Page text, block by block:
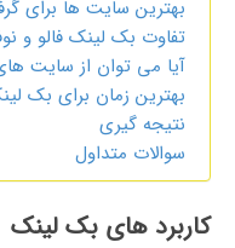
بهترین سایت ها برای
تفاوت بک لینک فالو و
آیا می توان از سایت
بهترین زمان برای بک
نتیجه گیری
سوالات متداول
کاربرد های بک لینک